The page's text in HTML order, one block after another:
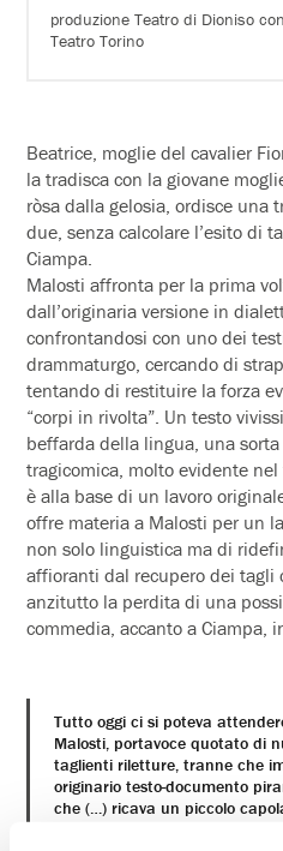
produzione Teatro di Dioniso
Teatro Torino
Beatrice, moglie del cavalier
la tradisca con la giovane
ròsa dalla gelosia, ordisce una
due, senza calcolare l’esito di
Ciampa.
Malosti affronta per la prima
dall’originaria versione in
confrontandosi con uno dei
drammaturgo, cercando di
tentando di restituire la forza
“corpi in rivolta”. Un testo
beffarda della lingua, una
tragicomica, molto evidente
è alla base di un lavoro
offre materia a Malosti per un
non solo linguistica ma di
affioranti dal recupero dei tagli
anzitutto la perdita di una
commedia, accanto a Ciampa,
Tutto oggi ci si poteva
Malosti, portavoce quotato di
taglienti riletture, tranne che
originario testo-documento
che (…) ricava un piccolo